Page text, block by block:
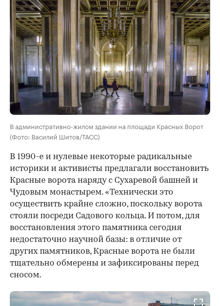
В административно-жилом здании на площади Красных Ворот
(Фото: Василий Шитов/ТАСС)
В 1990-е и нулевые некоторые радикальные
историки и активисты предлагали восстановить
Красные ворота наряду с Сухаревой башней и
Чудовым монастырем. «Технически это
осуществить крайне сложно, поскольку ворота
стояли посреди Садового кольца. И потом, для
восстановления этого памятника сегодня
недостаточно научной базы: в отличие от
других памятников, Красные ворота не были
тщательно обмерены и зафиксированы перед
сносом.